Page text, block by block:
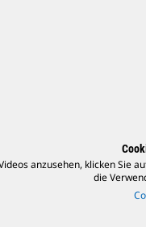
anzusehen, klicken Sie
die